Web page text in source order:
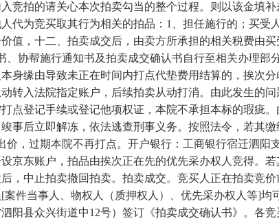
竞拍的请关心本次拍卖勾当的整个过程。则以该金填
代为竞买取其行为相关的拍品：1、担任施行的；买受
值，十二、拍卖成交后，由卖方所承担的相关税费由
协帮施行通知书及拍卖成交确认书自行至相关办理部
缘由导致未正在时间内打点代垫费用结算的，挨次
入法院指定账户，后续拍卖从动打消。由此发生的
点登记手续或登记他项权证，本院不承担本标的瑕疵
事后立即解冻，依法逃查刑事义务。按照法令，若其
，过期本院不再打点。开户银行：工商银行宿迁泗阳
京东账户，拍品由挨次正在先的优先采办权人竞得。
中止拍卖撤回拍卖。拍卖成交。竞买人正在拍卖竞
件当事人、物权人（质押权人）、优先采办权人等]均
县众兴街道中12号）签订《拍卖成交确认书》。各